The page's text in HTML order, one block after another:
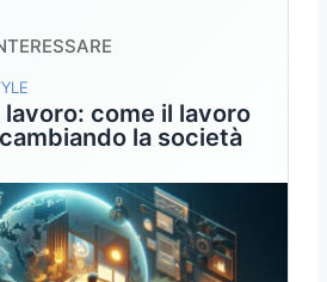
come il lavoro
la società